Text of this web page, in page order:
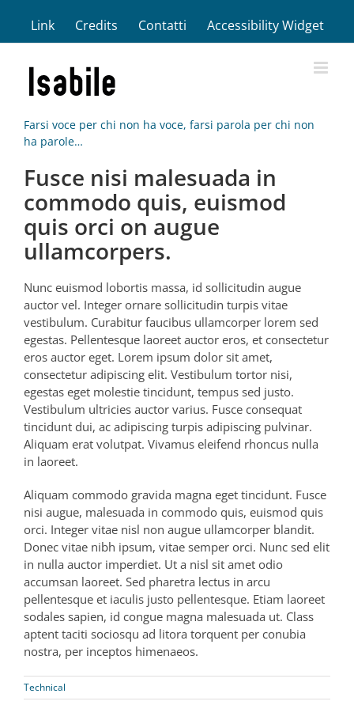
contenuto
Link Credits Contatti Accessibility Widget
Farsi voce per chi non ha voce, farsi parola per chi non
ha parole…
Fusce nisi malesuada in
commodo quis, euismod
quis orci on augue
ullamcorpers.
Nunc euismod lobortis massa, id sollicitudin augue
auctor vel. Integer ornare sollicitudin turpis vitae
vestibulum. Curabitur faucibus ullamcorper lorem sed
egestas. Pellentesque laoreet auctor eros, et consectetur
eros auctor eget. Lorem ipsum dolor sit amet,
consectetur adipiscing elit. Vestibulum tortor nisi,
egestas eget molestie tincidunt, tempus sed justo.
Vestibulum ultricies auctor varius. Fusce consequat
tincidunt dui, ac adipiscing turpis adipiscing pulvinar.
Aliquam erat volutpat. Vivamus eleifend rhoncus nulla
in laoreet.
Aliquam commodo gravida magna eget tincidunt. Fusce
nisi augue, malesuada in commodo quis, euismod quis
orci. Integer vitae nisl non augue ullamcorper blandit.
Donec vitae nibh ipsum, vitae semper orci. Nunc sed elit
in nulla auctor imperdiet. Ut a nisl sit amet odio
accumsan laoreet. Sed pharetra lectus in arcu
pellentesque et iaculis justo pellentesque. Etiam laoreet
sodales sapien, id congue magna malesuada ut. Class
aptent taciti sociosqu ad litora torquent per conubia
nostra, per inceptos himenaeos.
Technical